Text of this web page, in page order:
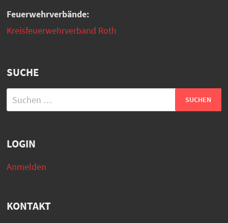
Feuerwehrverbände:
Kreisfeuerwehrverband Roth
SUCHE
Suchen
nach:
LOGIN
Anmelden
KONTAKT